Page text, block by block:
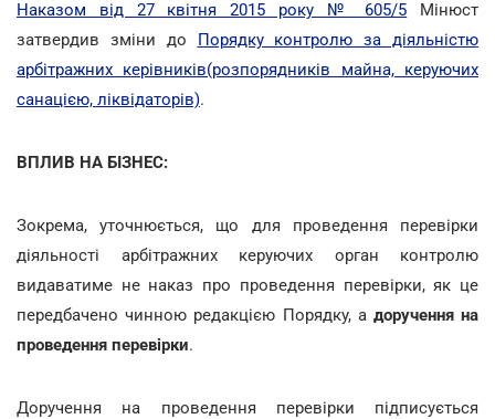
Наказом від 27 квітня 2015 року № 605/5 Мінюст
затвердив зміни до Порядку контролю за діяльністю
арбітражних керівників(розпорядників майна, керуючих
санацією, ліквідаторів).
ВПЛИВ НА БІЗНЕС:
Зокрема, уточнюється, що для проведення перевірки
діяльності арбітражних керуючих орган контролю
видаватиме не наказ про проведення перевірки, як це
передбачено чинною редакцією Порядку, а доручення на
проведення перевірки.
Доручення на проведення перевірки підписується